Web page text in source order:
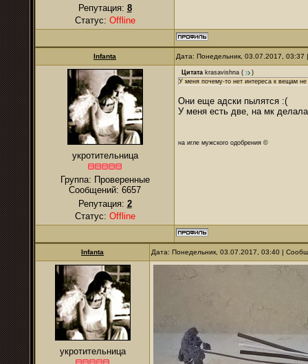
Репутация: 8
Статус: Offline
Infanta Дата: Понедельник, 03.07.2017,
укротительница
Группа: Проверенные
Сообщений: 6657
Репутация: 2
Статус: Offline
Цитата krasavishna (
)
У меня почему-то нет интереса к вещам
Они еще адски пылятся :(
У меня есть две, на мк
на игле мужского одобрения ©
Infanta Дата: Понедельник, 03.07.2017, 03:40 |
укротительница